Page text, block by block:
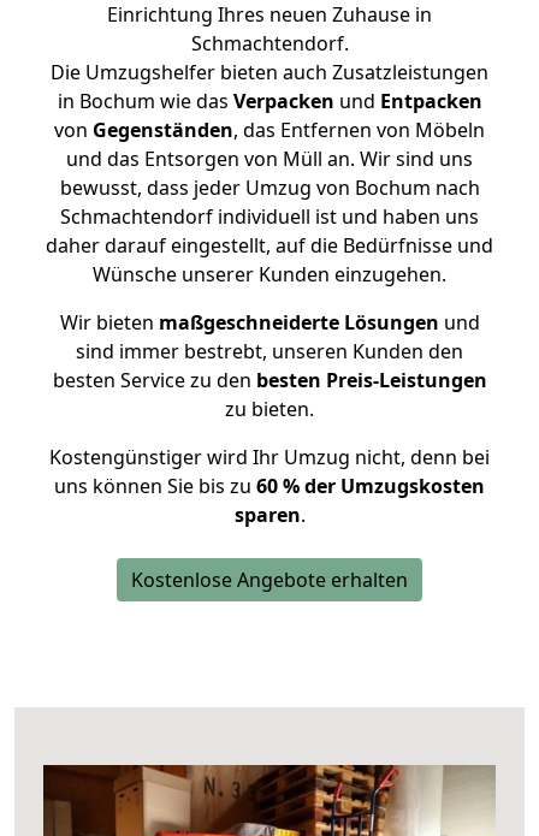
Einrichtung Ihres neuen Zuhause in
Schmachtendorf.
Die Umzugshelfer bieten auch Zusatzleistungen
in Bochum wie das Verpacken und Entpacken
von Gegenständen, das Entfernen von Möbeln
und das Entsorgen von Müll an. Wir sind uns
bewusst, dass jeder Umzug von Bochum nach
Schmachtendorf individuell ist und haben uns
daher darauf eingestellt, auf die Bedürfnisse und
Wünsche unserer Kunden einzugehen.
Wir bieten maßgeschneiderte Lösungen und
sind immer bestrebt, unseren Kunden den
besten Service zu den besten Preis-Leistungen
zu bieten.
Kostengünstiger wird Ihr Umzug nicht, denn bei
uns können Sie bis zu 60 % der Umzugskosten
sparen.
Kostenlose Angebote erhalten